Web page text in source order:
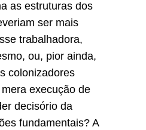
as estruturas dos
ser mais
trabalhadora,
ou, pior ainda,
colonizadores
execução de
decisório da
fundamentais? A